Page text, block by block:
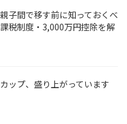
子間で移す前に知っておくべ
税制度・3,000万円控除を解
ップ、盛り上がっています